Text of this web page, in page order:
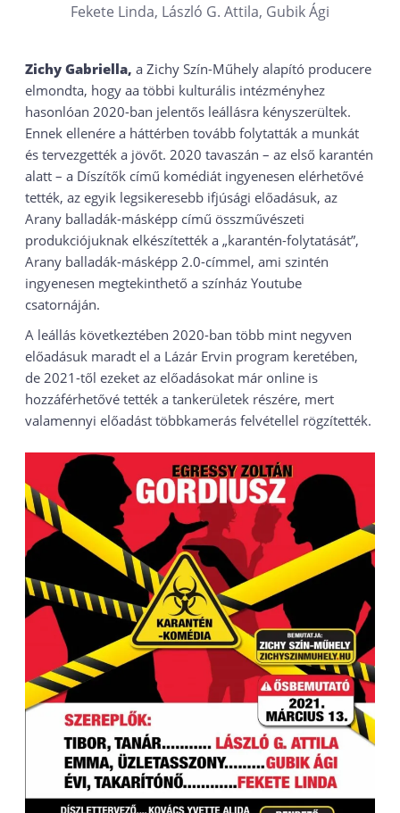
Fekete Linda, László G. Attila, Gubik Ági
Zichy Gabriella, a Zichy Szín-Műhely alapító producere
elmondta, hogy aa többi kulturális intézményhez
hasonlóan 2020-ban jelentős leállásra kényszerültek.
Ennek ellenére a háttérben tovább folytatták a munkát
és tervezgették a jövőt. 2020 tavaszán – az első karantén
alatt – a Díszítők című komédiát ingyenesen elérhetővé
tették, az egyik legsikeresebb ifjúsági előadásuk, az
Arany balladák-másképp című összművészeti
produkciójuknak elkészítették a „karantén-folytatását”,
Arany balladák-másképp 2.0-címmel, ami szintén
ingyenesen megtekinthető a színház Youtube
csatornáján.
A leállás következtében 2020-ban több mint negyven
előadásuk maradt el a Lázár Ervin program keretében,
de 2021-től ezeket az előadásokat már online is
hozzáférhetővé tették a tankerületek részére, mert
valamennyi előadást többkamerás felvétellel rögzítették.